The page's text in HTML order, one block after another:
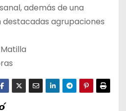
además de una
agrupaciones